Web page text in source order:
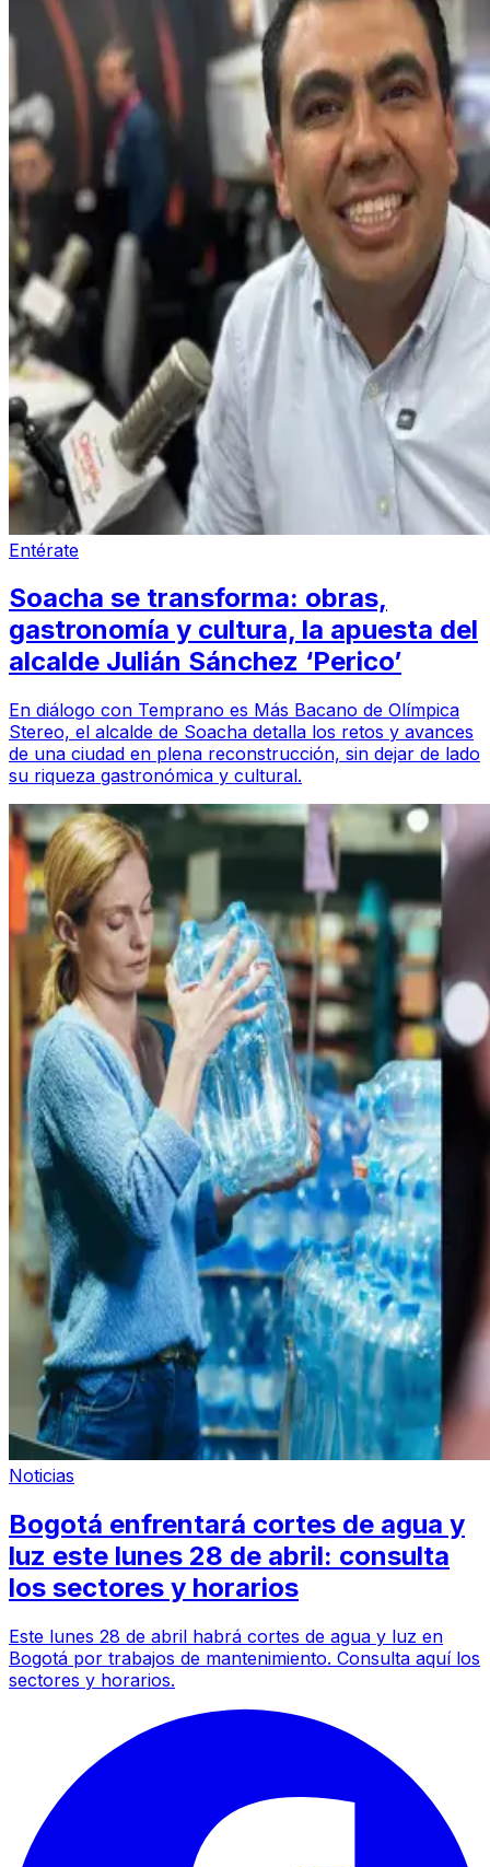
Entérate
Soacha se transforma: obras,
gastronomía y cultura, la apuesta del
alcalde Julián Sánchez ‘Perico’
En diálogo con Temprano es Más Bacano de Olímpica
Stereo, el alcalde de Soacha detalla los retos y avances
de una ciudad en plena reconstrucción, sin dejar de lado
su riqueza gastronómica y cultural.
Noticias
Bogotá enfrentará cortes de agua y
luz este lunes 28 de abril: consulta
los sectores y horarios
Este lunes 28 de abril habrá cortes de agua y luz en
Bogotá por trabajos de mantenimiento. Consulta aquí los
sectores y horarios.